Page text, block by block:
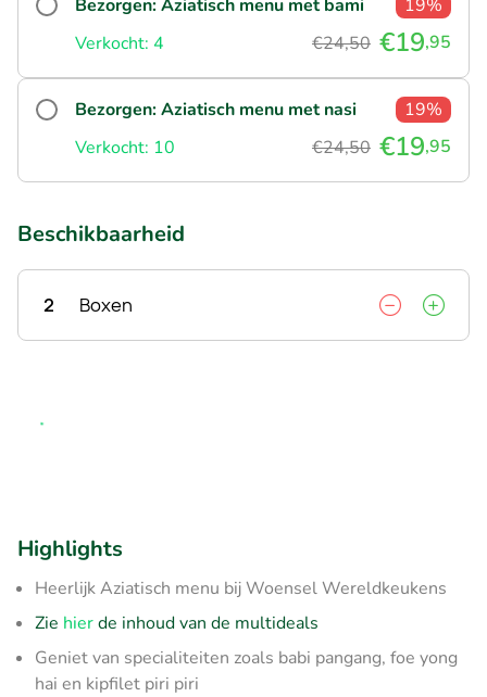
Bezorgen: Aziatisch menu met bami
19%
Verkocht: 4
€24,50 €19,95
Bezorgen: Aziatisch menu met nasi
19%
Verkocht: 10
€24,50 €19,95
Beschikbaarheid
2 Boxen
Highlights
Heerlijk Aziatisch menu bij Woensel Wereldkeukens
Zie hierde inhoud van de multideals
Geniet van specialiteiten zoals babi pangang, foe yong
hai en kipfilet piri piri